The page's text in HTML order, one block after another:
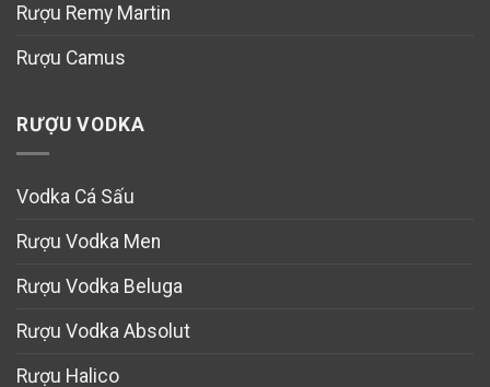
Rượu Remy Martin
Rượu Camus
RƯỢU VODKA
Vodka Cá Sấu
Rượu Vodka Men
Rượu Vodka Beluga
Rượu Vodka Absolut
Rượu Halico